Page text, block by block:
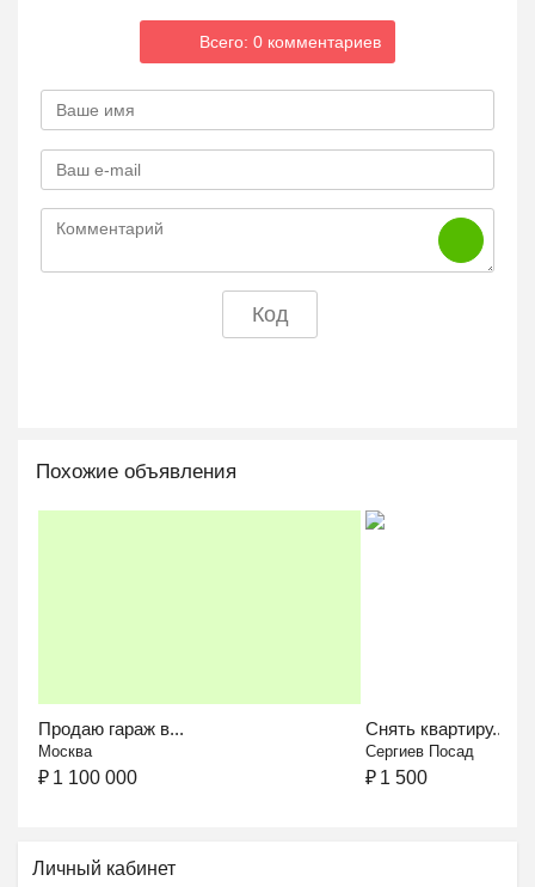
Всего: 0 комментариев
Похожие объявления
Продаю гараж в...
Москва
₽ 1 100 000
Снять квартиру...
Сергиев Посад
₽ 1 500
Личный кабинет